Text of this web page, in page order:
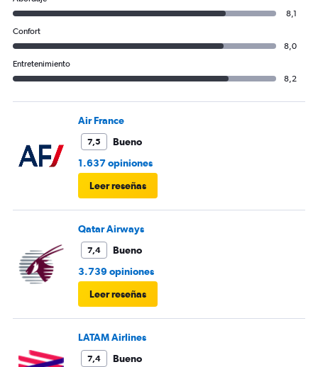
8,1
Confort
8,0
Entretenimiento
8,2
Air France
7,5
Bueno
1.637 opiniones
Leer reseñas
Qatar Airways
7,4
Bueno
3.739 opiniones
Leer reseñas
LATAM Airlines
7,4
Bueno